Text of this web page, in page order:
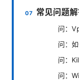
常见问题解
问：
问：
问：
问：